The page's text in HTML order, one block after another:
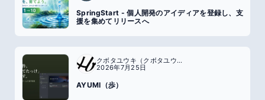
SpringStart - 個人開発のアイディアを登録し、支
援を集めてリリースへ
クボタユウキ（クボタユウキ）
2026年7月25日
AYUMI（歩）